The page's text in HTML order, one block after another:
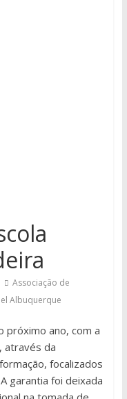
Associação de
Albuquerque
próximo ano, com a
através da
focalizados
garantia foi deixada